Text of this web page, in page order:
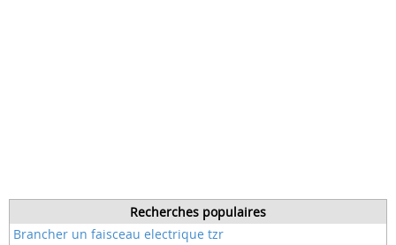
Recherches populaires
Brancher un faisceau electrique tzr